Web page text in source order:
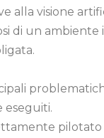
visione
di un
eseguiti.
pilotato